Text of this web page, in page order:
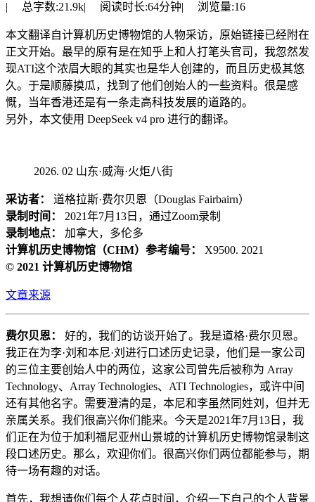
|
总字数:21.9k| 阅读时长:64分钟| 浏览量:16
本文翻译自计算机历史博物馆的人物采访，原始链接已经附在
正文开始。最早的原有是在知乎上和人打笔头官司，我忽然发
现ATI这个浓眉大眼的其实也是华人创建的，而且历史极其悠
久。于是顺藤摸瓜，找到了他们创始人的一些资料。很是感
慨，当年香港还是有一条走高科技发展的道路的。
另外，本文使用 DeepSeek v4 pro 进行的翻译。
02 山东·威海·火炬八街
采访者：
道格拉斯·费尔贝恩（Douglas Fairbairn）
录制时间：
2021年7月13日，通过Zoom录制
录制地点：
加拿大，多伦多
计算机历史博物馆（CHM）参考编号：
X9500. 2021
© 2021 计算机历史博物馆
文章来源
费尔贝恩：
好的，我们的访谈开始了。我是道格·费尔贝恩。
我正在为李·刘和本尼·刘进行口述历史记录，他们是一家公司
的三位主要创始人中的两位，这家公司曾先后被称为 Array
Technology、Array Technologies、ATI Technologies，或许中间
还有其他名字。需要澄清的是，本尼和李虽然同姓刘，但并无
亲属关系。我们很高兴你们能来。今天是2021年7月13日，我
们正在为位于加利福尼亚州山景城的计算机历史博物馆录制这
段口述历史。那么，欢迎你们。很高兴你们两位都能参与，期
待一场有趣的对话。
首先，我想请你们每个人花点时间，介绍一下自己的个人背景